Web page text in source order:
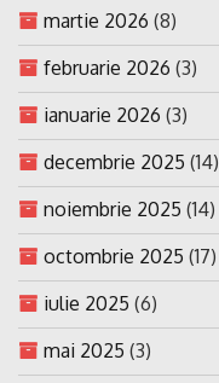
martie 2026 (8)
februarie 2026 (3)
ianuarie 2026 (3)
decembrie 2025 (14)
noiembrie 2025 (14)
octombrie 2025 (17)
iulie 2025 (6)
mai 2025 (3)